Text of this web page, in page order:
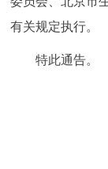
有关规定执行。
特此通告。